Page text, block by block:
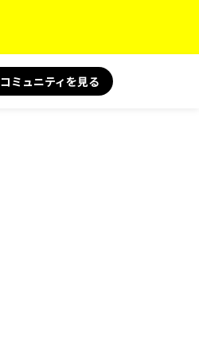
コミュニティを見る